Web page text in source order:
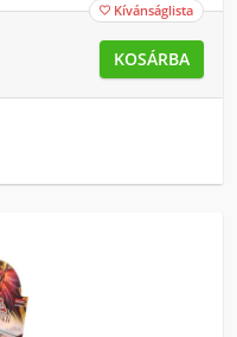
 Kívánságlista
KOSÁRBA